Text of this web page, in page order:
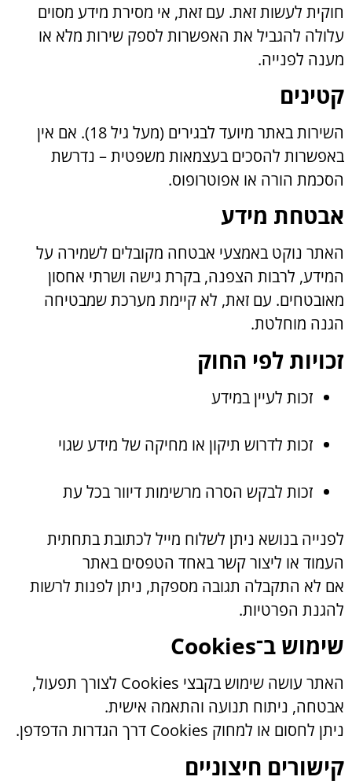
חוקית לעשות זאת. עם זאת, אי מסירת מידע מסוים
עלולה להגביל את האפשרות לספק שירות מלא או
מענה לפנייה.
קטינים
השירות באתר מיועד לבגירים (מעל גיל 18). אם אין
באפשרות להסכים בעצמאות משפטית – נדרשת
הסכמת הורה או אפוטרופוס.
אבטחת מידע
האתר נוקט באמצעי אבטחה מקובלים לשמירה על
המידע, לרבות הצפנה, בקרת גישה ושרתי אחסון
מאובטחים. עם זאת, לא קיימת מערכת שמבטיחה
הגנה מוחלטת.
זכויות לפי החוק
זכות לעיין במידע
זכות לדרוש תיקון או מחיקה של מידע שגוי
זכות לבקש הסרה מרשימות דיוור בכל עת
לפנייה בנושא ניתן לשלוח מייל לכתובת בתחתית
העמוד או ליצור קשר באחד הטפסים באתר
אם לא התקבלה תגובה מספקת, ניתן לפנות לרשות
להגנת הפרטיות.
שימוש ב־Cookies
האתר עושה שימוש בקבצי Cookies לצורך תפעול,
אבטחה, ניתוח תנועה והתאמה אישית.
ניתן לחסום או למחוק Cookies דרך הגדרות הדפדפן.
קישורים חיצוניים